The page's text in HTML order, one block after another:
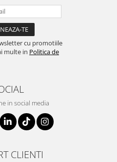
cu promotiile
multe in Politica de
in social media
CLIENTI